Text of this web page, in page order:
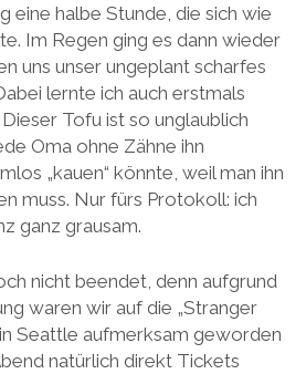
eine halbe Stunde, die sich wie
Im Regen ging es dann wieder
uns unser ungeplant scharfes
lernte ich auch erstmals
Tofu ist so unglaublich
Oma ohne Zähne ihn
„kauen“ könnte, weil man ihn
muss. Nur fürs Protokoll: ich
ganz grausam.
nicht beendet, denn aufgrund
waren wir auf die „Stranger
Seattle aufmerksam geworden
natürlich direkt Tickets